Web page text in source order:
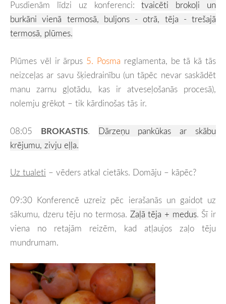
Pusdienām līdzi uz konferenci:tvaicēti brokoļi un
burkāni vienā termosā, buljons - otrā, tēja - trešajā
termosā, plūmes.
Plūmes vēl ir ārpus 5. Posma reglamenta, be tā kā tās
neizceļas ar savu šķiedrainību (un tāpēc nevar saskādēt
manu zarnu gļotādu, kas ir atveseļošanās procesā),
nolemju grēkot – tik kārdinošas tās ir.
08:05 BROKASTIS. Dārzeņu pankūkas ar skābu
krējumu, zivju eļļa.
Uz tualeti – vēders atkal cietāks. Domāju – kāpēc?
09:30 Konferencē uzreiz pēc ierašanās un gaidot uz
sākumu, dzeru tēju no termosa. Zaļā tēja + medus. Šī ir
viena no retajām reizēm, kad atļaujos zaļo tēju
mundrumam.